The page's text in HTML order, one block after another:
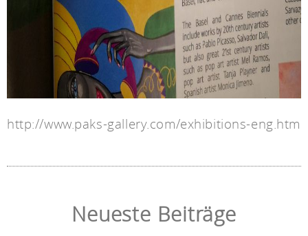
http://www.paks-gallery.com/exhibitions-eng.htm
Neueste Beiträge